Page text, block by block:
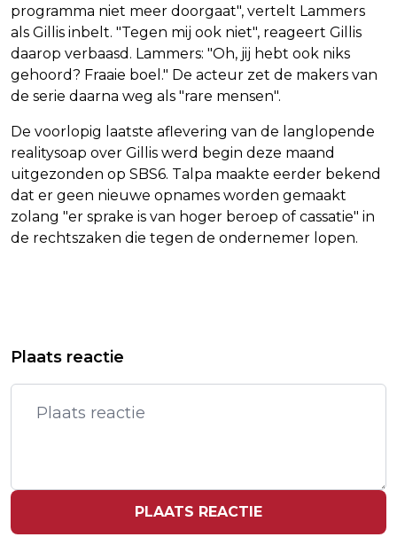
programma niet meer doorgaat", vertelt Lammers
als Gillis inbelt. "Tegen mij ook niet", reageert Gillis
daarop verbaasd. Lammers: "Oh, jij hebt ook niks
gehoord? Fraaie boel." De acteur zet de makers van
de serie daarna weg als "rare mensen".
De voorlopig laatste aflevering van de langlopende
realitysoap over Gillis werd begin deze maand
uitgezonden op SBS6. Talpa maakte eerder bekend
dat er geen nieuwe opnames worden gemaakt
zolang "er sprake is van hoger beroep of cassatie" in
de rechtszaken die tegen de ondernemer lopen.
TOETREDINGSGESPREKKEN OEKRAÏNE
VN WAARSCHUWEN VOOR NIEUW
'CATASTROFAAL' OFFENSIEF IN
SOEDAN
Plaats reactie
PLAATS REACTIE